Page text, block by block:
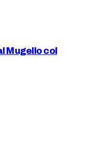
Mugello col